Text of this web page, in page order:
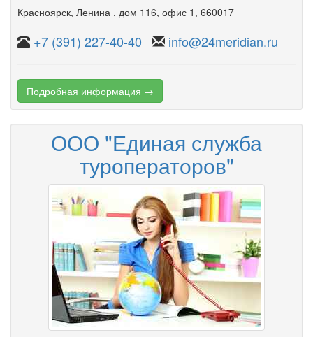
Красноярск, Ленина , дом 116, офис 1 , 660017
+7 (391) 227-40-40 info@24meridian.ru
Подробная информация →
ООО "Единая служба
туроператоров"